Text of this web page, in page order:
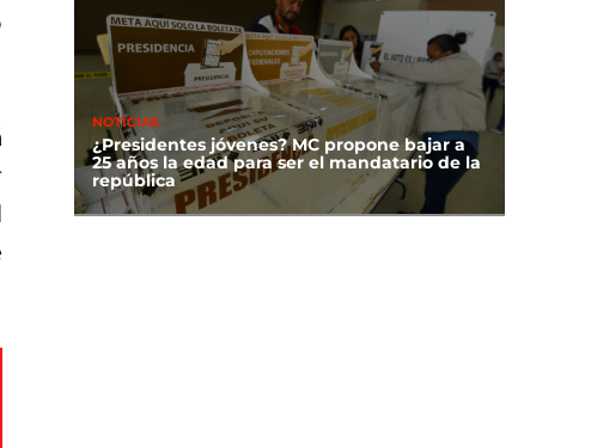
NOTICIAS
¿Presidentes jóvenes? MC propone bajar a
25 años la edad para ser el mandatario de la
república